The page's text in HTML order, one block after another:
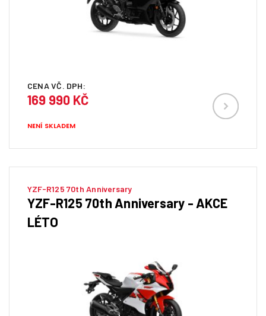
CENA VČ. DPH:
169 990 KČ
NENÍ SKLADEM
YZF-R125 70th Anniversary
YZF-R125 70th Anniversary - AKCE
LÉTO